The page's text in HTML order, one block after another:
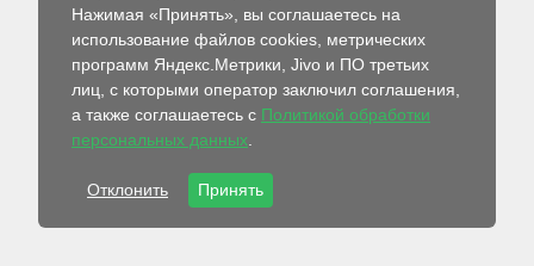
Нажимая «Принять», вы соглашаетесь на
использование файлов cookies, метрических
программ Яндекс.Метрики, Jivo и ПО третьих
лиц, с которыми оператор заключил соглашения,
а также соглашаетесь с Политикой обработки
персональных данных
Отклонить Принять